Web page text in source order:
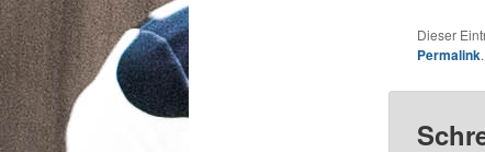
Dieser
Permalink.